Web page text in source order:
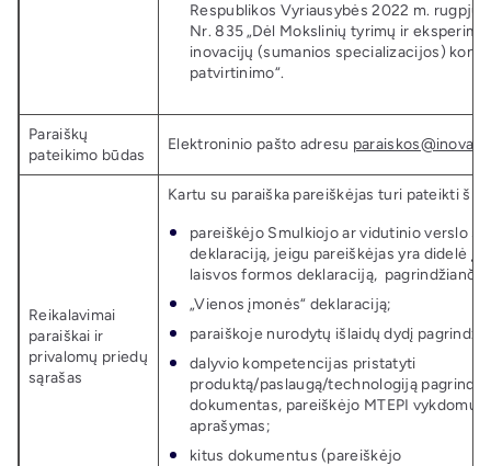
Respublikos Vyriausybės 2022 m.
Nr. 835 „Dėl Mokslinių tyrimų ir
inovacijų (sumanios specializacijos)
patvirtinimo“.
Paraiškų
pateikimo būdas
Elektroninio pašto adresu
Reikalavimai
paraiškai ir
privalomų priedų
sąrašas
Kartu su paraiška pareiškėjas turi pateikti
pareiškėjo Smulkiojo ar vidutinio verslo
deklaraciją, jeigu pareiškėjas yra didelė
laisvos formos deklaraciją,
„Vienos įmonės“ deklaraciją;
paraiškoje nurodytų išlaidų dydį
dalyvio kompetencijas pristatyti
produktą/paslaugą/technologiją
dokumentas, pareiškėjo MTEPI vykdomų/
aprašymas;
kitus dokumentus (pareiškėjo